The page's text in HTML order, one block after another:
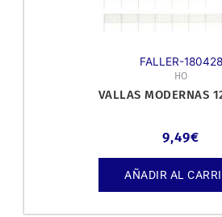
FALLER-180428
HO
VALLAS MODERNAS
9,49€
AÑADIR AL